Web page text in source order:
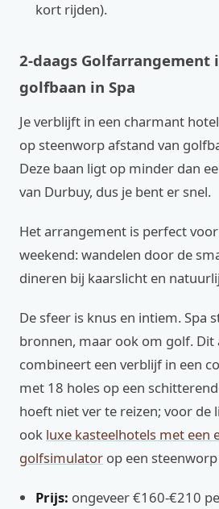
kort rijden).
2-daags
golfbaan in Spa
Je verblijft in een charmant
op steenworp afstand van
Deze baan ligt op minder dan
van Durbuy, dus je bent er snel.
Het arrangement is perfect
weekend: wandelen door de
dineren bij kaarslicht en
De sfeer is knus en intiem. Spa
bronnen, maar ook om golf.
combineert een verblijf in een
met 18 holes op een
hoeft niet ver te reizen; voor de
ook luxe kasteelhotels met een
golfsimulator op een
Prijs: ongeveer €160-€210